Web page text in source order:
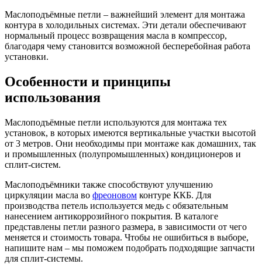
Маслоподъёмные петли – важнейший элемент для монтажа
контура в холодильных системах. Эти детали обеспечивают
нормальный процесс возвращения масла в компрессор,
благодаря чему становится возможной бесперебойная работа
установки.
Особенности и принципы
использования
Маслоподъёмные петли используются для монтажа тех
установок, в которых имеются вертикальные участки высотой
от 3 метров. Они необходимы при монтаже как домашних, так
и промышленных (полупромышленных) кондиционеров и
сплит-систем.
Маслоподъёмники также способствуют улучшению
циркуляции масла во фреоновом контуре ККБ. Для
производства петель используется медь с обязательным
нанесением антикоррозийного покрытия. В каталоге
представлены петли разного размера, в зависимости от чего
меняется и стоимость товара. Чтобы не ошибиться в выборе,
напишите нам – мы поможем подобрать подходящие запчасти
для сплит-системы.